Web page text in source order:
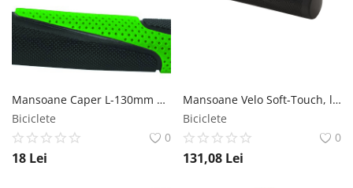
Mansoane Caper L-130mm Negru Verde Syncromate
Biciclete
0
18 Lei
Mansoane Velo Soft-Touch, lungime 130mm, culoare negru Velo
Biciclete
0
131,08 Lei